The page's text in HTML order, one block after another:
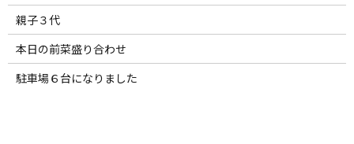
親子３代
本日の前菜盛り合わせ
駐車場６台になりました